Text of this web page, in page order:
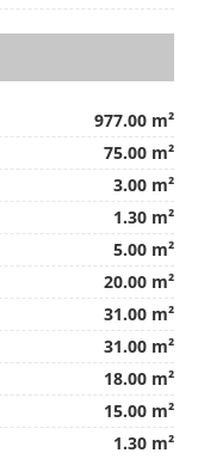
977.00 m²
75.00 m²
3.00 m²
1.30 m²
5.00 m²
20.00 m²
31.00 m²
31.00 m²
18.00 m²
15.00 m²
1.30 m²